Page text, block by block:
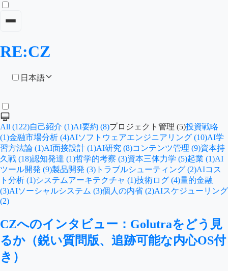
RE:CZ
日本語
All (122)自己紹介 (1)AI要約 (8)プロジェクト管理 (5)投資戦略
(1)金融市場分析 (4)AIソフトウェアエンジニアリング (10)AI学
習方法論 (1)AI面接設計 (1)AI研究 (8)コンテンツ管理 (9)資本持
久戦 (18)認知発達 (1)哲学的考察 (3)資本三体力学 (5)起業 (1)AI
ツール開発 (9)製品開発 (3) トラブルシューティング (2)AIコス
ト分析 (1)システムアーキテクチャ (1)技術ログ (4)量的金融
(3)AIソーシャルシステム (3)個人の内省 (2)AIスケジューリング
(2)
CZへのインタビュー：Golutraをどう見
るか（鋭い質問版、追跡可能な内心OS付
き）